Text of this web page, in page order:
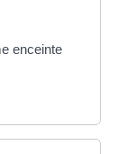
enceinte